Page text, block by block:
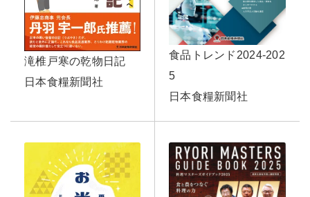
滝椎戸寒の乾物日記
日本食糧新聞社
食品トレンド2024-202
5
日本食糧新聞社